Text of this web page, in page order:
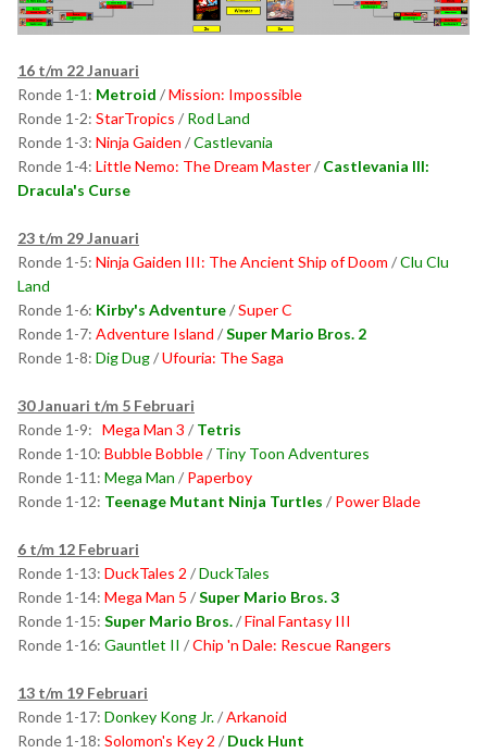
16 t/m 22 Januari
Ronde 1-1: Metroid /Mission: Impossible
Ronde 1-2: StarTropics / Rod Land
Ronde 1-3: Ninja Gaiden /Castlevania
Ronde 1-4: Little Nemo: The Dream Master/ Castlevania III:
Dracula's Curse
23 t/m 29 Januari
Ronde 1-5: Ninja Gaiden III: The Ancient Ship of Doom /Clu Clu
Land
Ronde 1-6: Kirby's Adventure/Super C
Ronde 1-7: Adventure Island /Super Mario Bros. 2
Ronde 1-8: Dig Dug/Ufouria: The Saga
30 Januari t/m 5 Februari
Ronde 1-9: Mega Man 3 / Tetris
Ronde 1-10: Bubble Bobble/ Tiny Toon Adventures
Ronde 1-11: Mega Man / Paperboy
Ronde 1-12: Teenage Mutant Ninja Turtles / Power Blade
6 t/m 12 Februari
Ronde 1-13: DuckTales 2 /DuckTales
Ronde 1-14: Mega Man 5 /Super Mario Bros. 3
Ronde 1-15: Super Mario Bros./Final Fantasy III
Ronde 1-16: Gauntlet II /Chip 'n Dale: Rescue Rangers
13 t/m 19 Februari
Ronde 1-17: Donkey Kong Jr./Arkanoid
Ronde 1-18: Solomon's Key 2 / Duck Hunt